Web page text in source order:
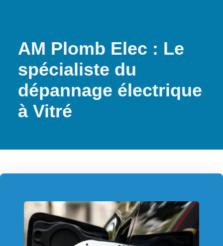
AM Plomb Elec : Le
spécialiste du
dépannage électrique
à Vitré